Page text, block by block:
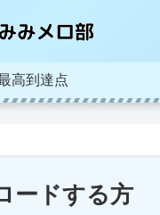
高到達点
ードする方